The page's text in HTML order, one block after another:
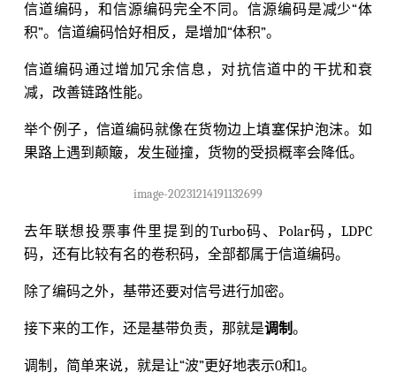
信道编码，和信源编码完全不同。信源编码是减少“体
积”。信道编码恰好相反，是增加“体积”。
信道编码通过增加冗余信息，对抗信道中的干扰和衰
减，改善链路性能。
举个例子，信道编码就像在货物边上填塞保护泡沫。如
果路上遇到颠簸，发生碰撞，货物的受损概率会降低。
image-20231214191132699
去年联想投票事件里提到的Turbo码、Polar码，LDPC
码，还有比较有名的卷积码，全部都属于信道编码。
除了编码之外，基带还要对信号进行加密。
接下来的工作，还是基带负责，那就是调制。
调制，简单来说，就是让“波”更好地表示0和1。